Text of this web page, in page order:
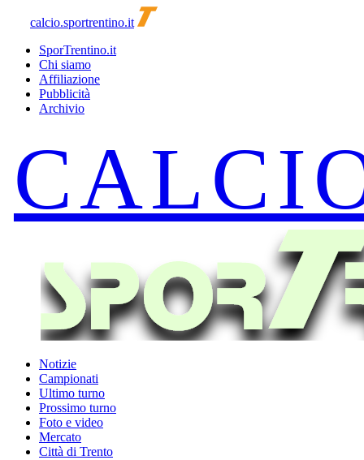
calcio.sportrentino.it
SporTrentino.it
Chi siamo
Affiliazione
Pubblicità
Archivio
Notizie
Campionati
Ultimo turno
Prossimo turno
Foto e video
Mercato
Città di Trento